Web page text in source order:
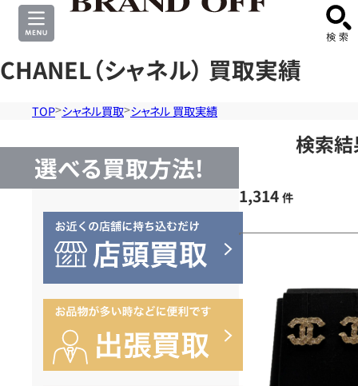
CHANEL（シャネル） 買取実績
TOP シャネル買取 シャネル 買取実績
選べる買取方法!
検索
1,314 件